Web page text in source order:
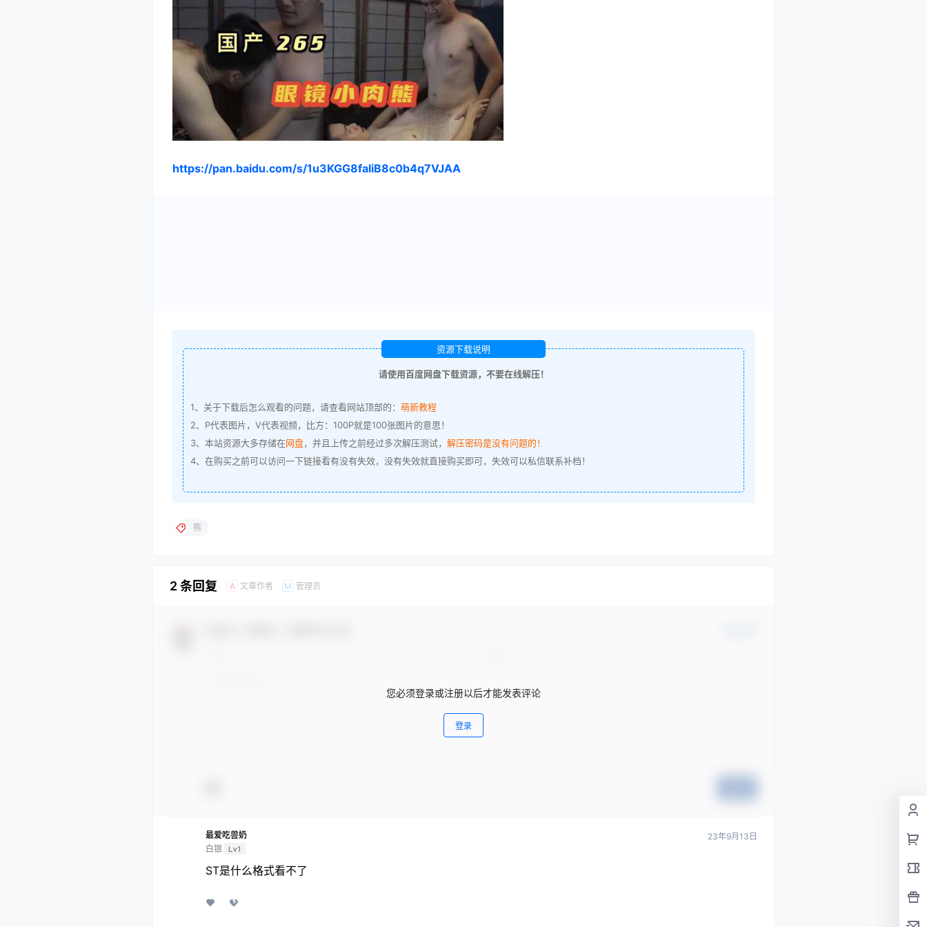
https://pan.baidu.com/s/1u3KGG8faliB8c0b4q7VJAA
资源下载说明
请使用百度网盘下载资源，不要在线解压！
1、关于下载后怎么观看的问题，请查看网站顶部的： 萌新教程
2、P代表图片，V代表视频，比方：100P就是100张图片的意思！
3、本站资源大多存储在网盘，并且上传之前经过多次解压测试， 解压密码是没有问题的！
4、在购买之前可以访问一下链接看有没有失效，没有失效就直接购买即可，失效可以私信联系补档！
熊
2 条回复 A 文章作者 M 管理员
您必须登录或注册以后才能发表评论
登录
最爱吃兽奶
白银
Lv1
23年9月13日
ST是什么格式看不了